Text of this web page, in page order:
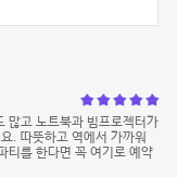
많고 노트북과 빔프로젝터가
. 따뜻하고 역에서 가까워
티를 한다면 꼭 여기로 예약